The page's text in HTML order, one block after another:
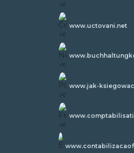
www.uctovani.net
www.jak-